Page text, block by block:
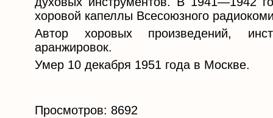
хоровой капеллы Всесоюзного
Автор хоровых произведений,
аранжировок.
Умер 10 декабря 1951 года в Москве.
Просмотров: 8692